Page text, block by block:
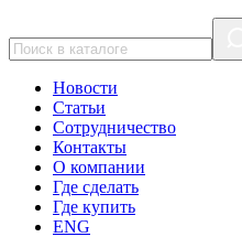
Новости
Статьи
Сотрудничество
Контакты
О компании
Где сделать
Где купить
ENG